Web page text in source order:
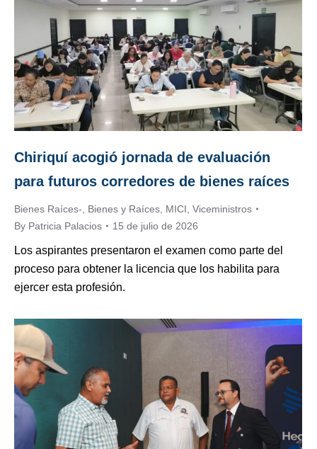
Chiriquí acogió jornada de evaluación
para futuros corredores de bienes raíces
Bienes Raíces-, Bienes y Raíces, MICI, Viceministros
By Patricia Palacios 15 de julio de 2026
Los aspirantes presentaron el examen como parte del
proceso para obtener la licencia que los habilita para
ejercer esta profesión.